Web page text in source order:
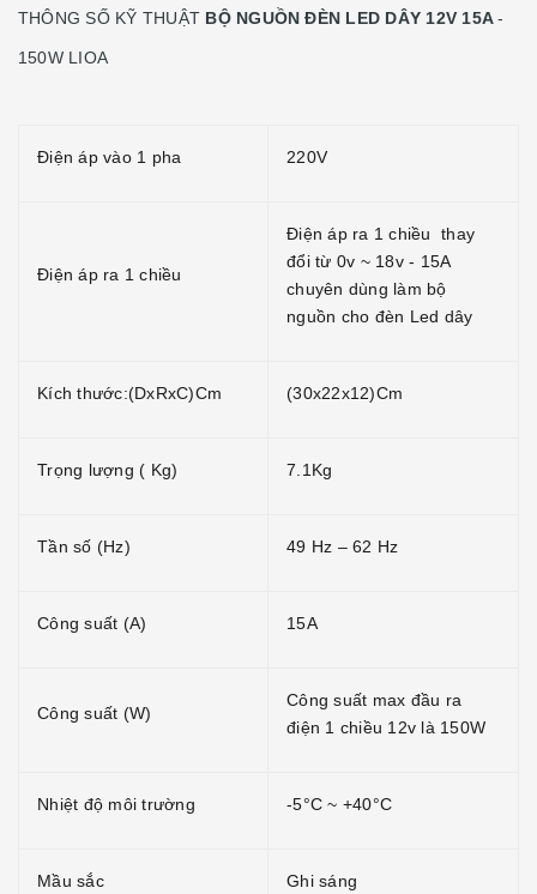
THÔNG SỐ KỸ THUẬT BỘ NGUỒN ĐÈN LED DÂY 12V 15A-
150W LIOA
Điện áp vào 1 pha 220V
Điện áp ra 1 chiều
Điện áp ra 1 chiều thay
đổi từ 0v ~ 18v - 15A
chuyên dùng làm bộ
nguồn cho đèn Led dây
Kích thước:(DxRxC)Cm (30x22x12)Cm
Trọng lượng ( Kg) 7.1Kg
Tần số (Hz) 49 Hz – 62 Hz
Công suất (A) 15A
Công suất (W)
Công suất max đầu ra
điện 1 chiều 12v là 150W
Nhiệt độ môi trường -5°C ~ +40°C
Mầu sắc Ghi sáng